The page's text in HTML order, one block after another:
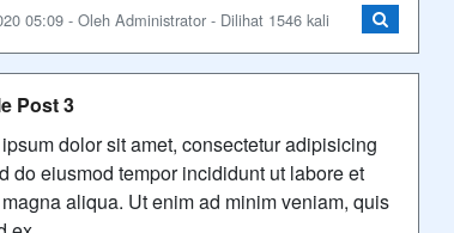
05:09 - Oleh Administrator - Dilihat 1546 kali
Post 3
dolor sit amet, consectetur adipisicing
do eiusmod tempor incididunt ut labore et
aliqua. Ut enim ad minim veniam, quis